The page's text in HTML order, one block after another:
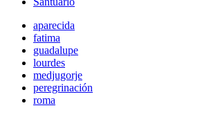
aparecida
fatima
guadalupe
lourdes
medjugorje
peregrinación
roma